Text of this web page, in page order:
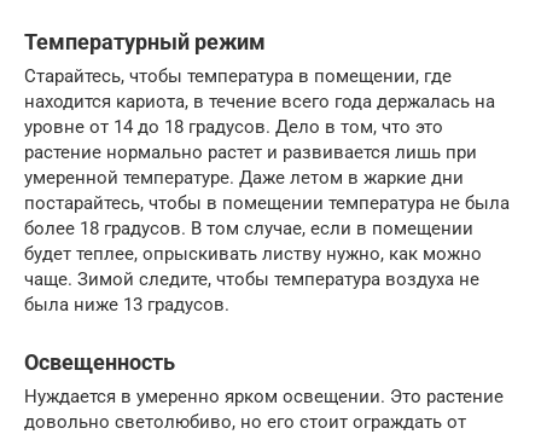
Температурный режим
Старайтесь, чтобы температура в помещении, где
находится кариота, в течение всего года держалась на
уровне от 14 до 18 градусов. Дело в том, что это
растение нормально растет и развивается лишь при
умеренной температуре. Даже летом в жаркие дни
постарайтесь, чтобы в помещении температура не была
более 18 градусов. В том случае, если в помещении
будет теплее, опрыскивать листву нужно, как можно
чаще. Зимой следите, чтобы температура воздуха не
была ниже 13 градусов.
Освещенность
Нуждается в умеренно ярком освещении. Это растение
довольно светолюбиво, но его стоит ограждать от